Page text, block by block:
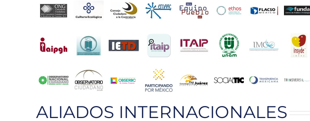
ALIADOS INTERNACIONALES